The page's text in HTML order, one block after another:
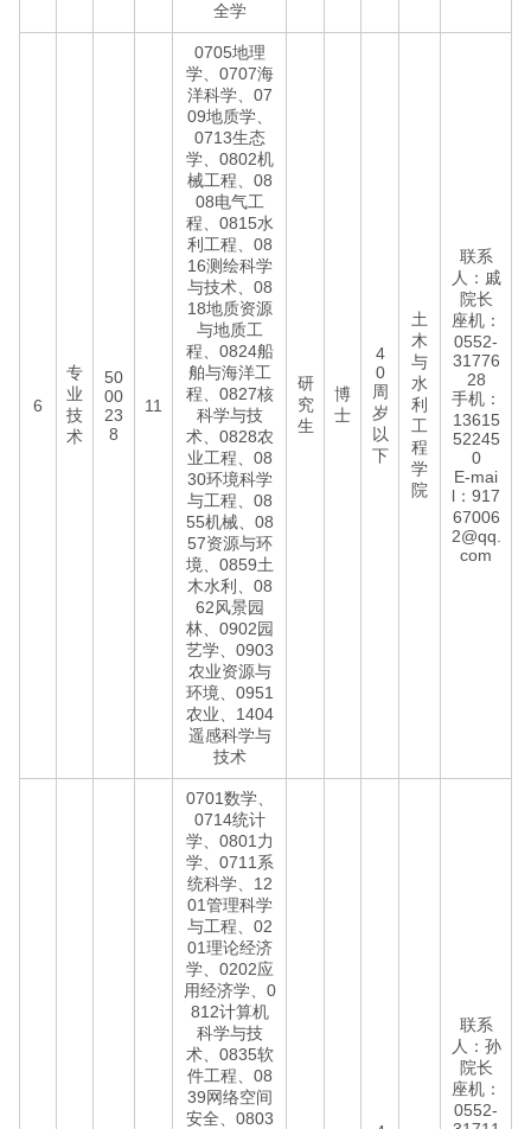
全学
6
专
业
技
术
50
00
23
8
11
0705地理
学、0707海
洋科学、07
09地质学、
0713生态
学、0802机
械工程、08
08电气工
程、0815水
利工程、08
16测绘科学
与技术、08
18地质资源
与地质工
程、0824船
舶与海洋工
程、0827核
科学与技
术、0828农
业工程、08
30环境科学
与工程、08
55机械、08
57资源与环
境、0859土
木水利、08
62风景园
林、0902园
艺学、0903
农业资源与
环境、0951
农业、1404
遥感科学与
技术
研
究
生
博
士
4
0
周
岁
以
下
土
木
与
水
利
工
程
学
院
联系
人：戚
院长
座机：
0552-
31776
28
手机：
13615
52245
0
E-mai
l：917
67006
2@qq.
com
0701数学、
0714统计
学、0801力
学、0711系
统科学、12
01管理科学
与工程、02
01理论经济
学、0202应
用经济学、0
812计算机
科学与技
术、0835软
件工程、08
39网络空间
安全、0803
联系
人：孙
院长
座机：
0552-